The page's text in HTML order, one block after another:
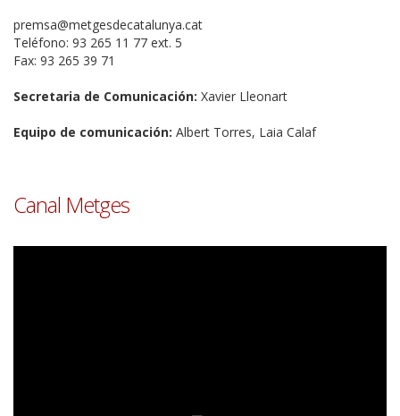
premsa@metgesdecatalunya.cat
Teléfono: 93 265 11 77 ext. 5
Fax: 93 265 39 71
Secretaria de Comunicación: Xavier Lleonart
Equipo de comunicación: Albert Torres, Laia Calaf
Canal Metges